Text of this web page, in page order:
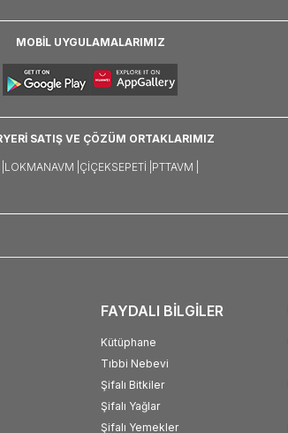
MOBİL UYGULAMALARIMIZ
SATIŞ VE ÇÖZÜM ORTAKLARIMIZ
LOKMANAVM | ÇIÇEKSEPETI | PTTAVM |
FAYDALI BİLGİLER
Kütüphane
Tıbbi Nebevi
Şifalı Bitkiler
Şifalı Yağlar
Şifalı Yemekler